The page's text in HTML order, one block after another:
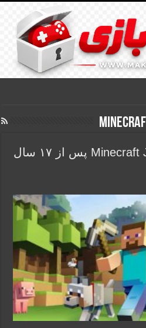
سیستم موردنیاز Minecraft Java پس از ۱۷ سال